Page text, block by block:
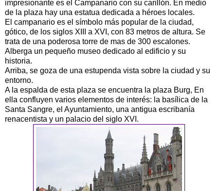
impresionante es el Campanario con su carillón. En medio
de la plaza hay una estatua dedicada a héroes locales.
El campanario es el símbolo más popular de la ciudad,
gótico, de los siglos XIII a XVI, con 83 metros de altura. Se
trata de una poderosa torre de mas de 300 escalones.
Alberga un pequeño museo dedicado al edificio y su
historia.
Arriba, se goza de una estupenda vista sobre la ciudad y su
entorno.
A la espalda de esta plaza se encuentra la plaza Burg, En
ella confluyen varios elementos de interés: la basílica de la
Santa Sangre, el Ayuntamiento, una antigua escribanía
renacentista y un palacio del siglo XVI.